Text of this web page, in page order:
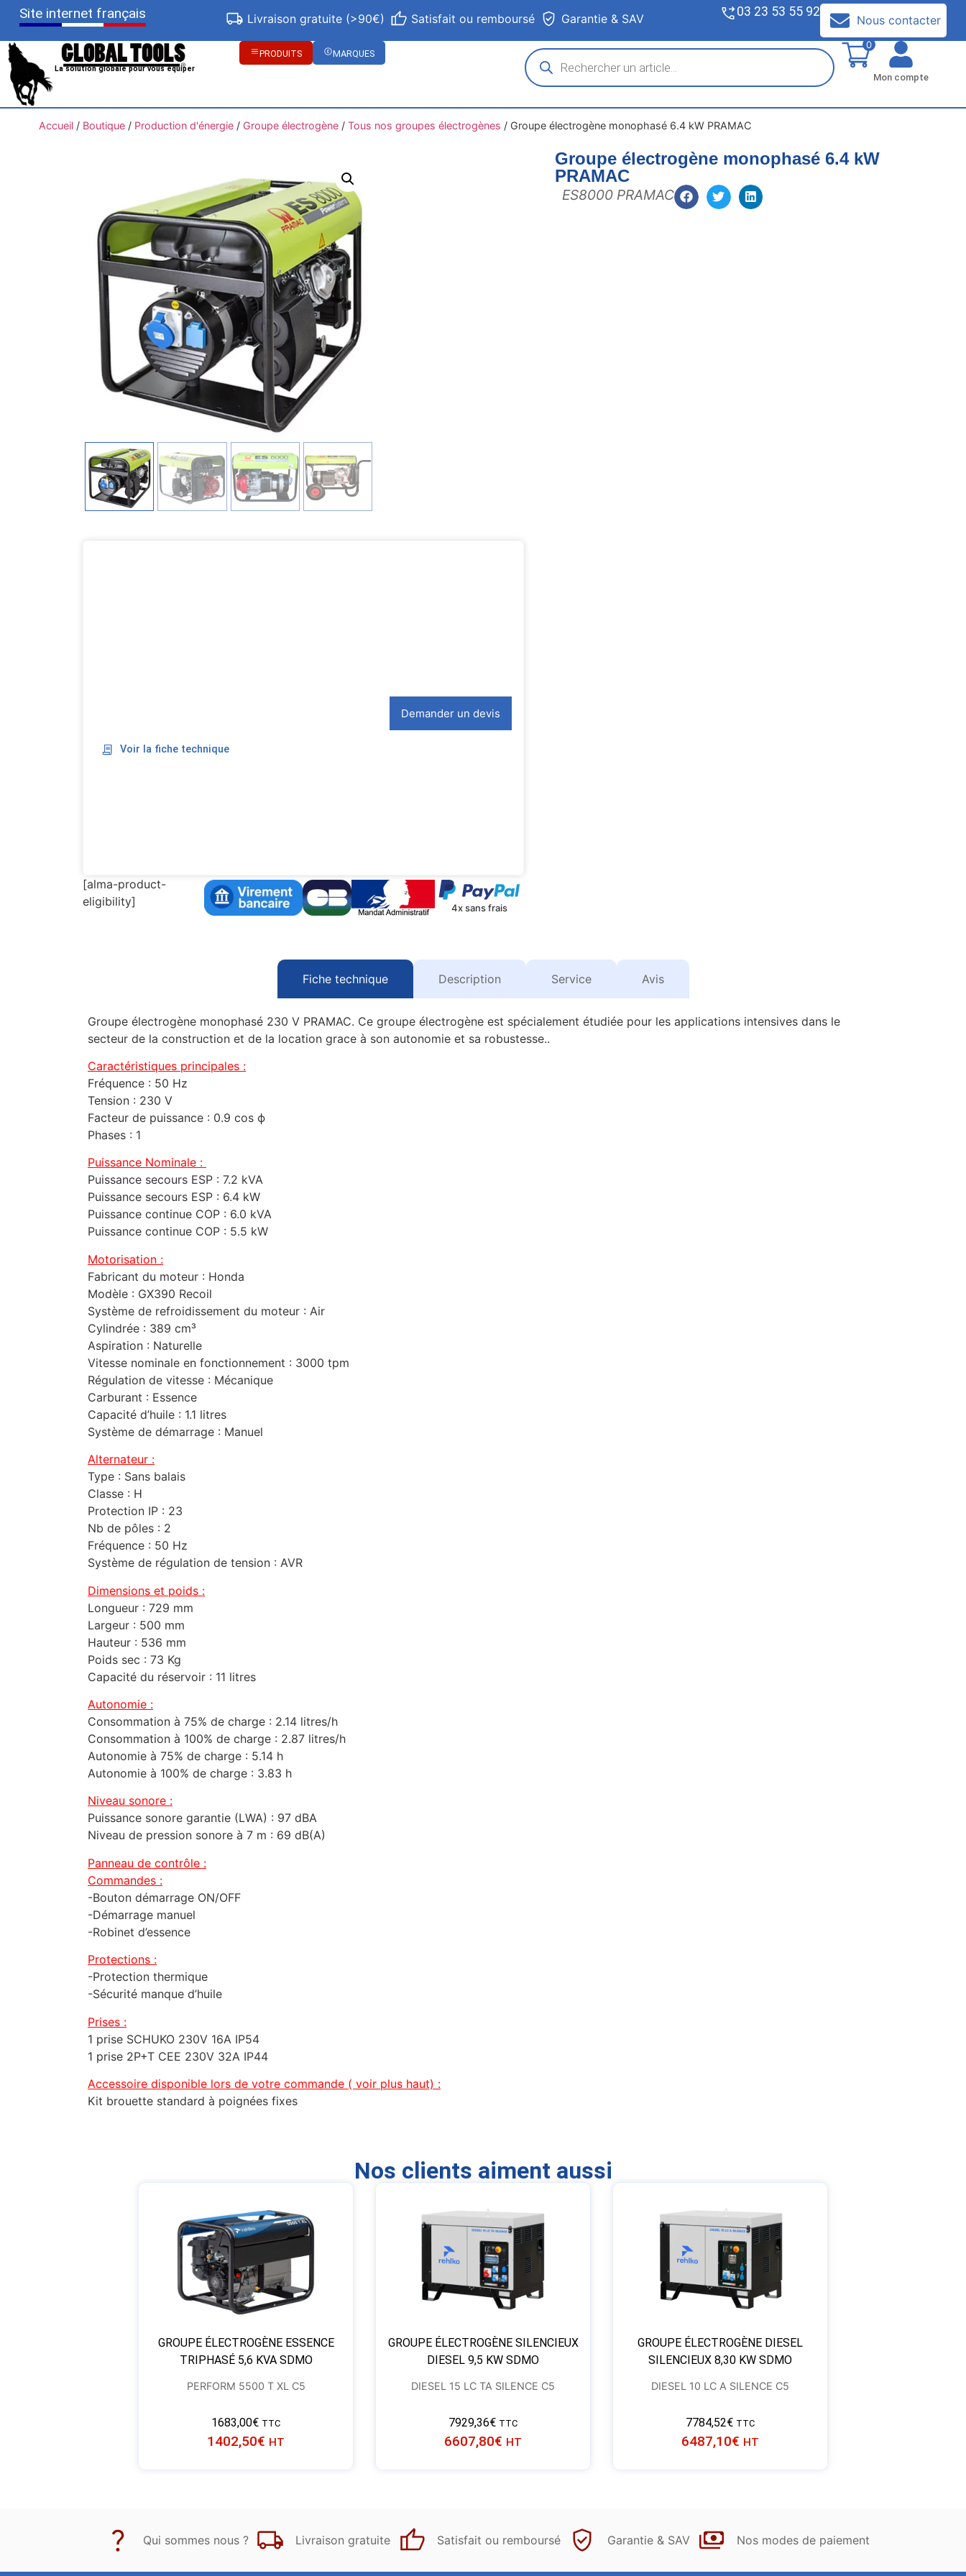
Site internet français Livraison gratuite (>90€) Satisfait ou remboursé Garantie & SAV 03 23 53 55 92
Nous contacter
La solution globale pour vous équiper
PRODUITS MARQUES
0
Mon compte
Accueil/ Boutique/ Production d'énergie/ Groupe électrogène/ Tous nos groupes électrogènes / Groupe électrogène monophasé 6.4 kW PRAMAC
Groupe électrogène monophasé 6.4 kW
PRAMAC
ES8000 PRAMAC
Demander un devis
Voir la fiche technique
[alma-product-
eligibility]
4x sans frais
Fiche technique Description Service Avis
Groupe électrogène monophasé 230 V PRAMAC. Ce groupe électrogène est spécialement étudiée pour les applications intensives dans le
secteur de la construction et de la location grace à son autonomie et sa robustesse..
Caractéristiques principales :
Fréquence : 50 Hz
Tension : 230 V
Facteur de puissance : 0.9 cos ϕ
Phases : 1
Puissance Nominale :
Puissance secours ESP : 7.2 kVA
Puissance secours ESP : 6.4 kW
Puissance continue COP : 6.0 kVA
Puissance continue COP : 5.5 kW
Motorisation :
Fabricant du moteur : Honda
Modèle : GX390 Recoil
Système de refroidissement du moteur : Air
Cylindrée : 389 cm³
Aspiration : Naturelle
Vitesse nominale en fonctionnement : 3000 tpm
Régulation de vitesse : Mécanique
Carburant : Essence
Capacité d’huile : 1.1 litres
Système de démarrage : Manuel
Alternateur :
Type : Sans balais
Classe : H
Protection IP : 23
Nb de pôles : 2
Fréquence : 50 Hz
Système de régulation de tension : AVR
Dimensions et poids :
Longueur : 729 mm
Largeur : 500 mm
Hauteur : 536 mm
Poids sec : 73 Kg
Capacité du réservoir : 11 litres
Autonomie :
Consommation à 75% de charge : 2.14 litres/h
Consommation à 100% de charge : 2.87 litres/h
Autonomie à 75% de charge : 5.14 h
Autonomie à 100% de charge : 3.83 h
Niveau sonore :
Puissance sonore garantie (LWA) : 97 dBA
Niveau de pression sonore à 7 m : 69 dB(A)
Panneau de contrôle :
Commandes :
-Bouton démarrage ON/OFF
-Démarrage manuel
-Robinet d’essence
Protections :
-Protection thermique
-Sécurité manque d’huile
Prises :
1 prise SCHUKO 230V 16A IP54
1 prise 2P+T CEE 230V 32A IP44
Accessoire disponible lors de votre commande ( voir plus haut) :
Kit brouette standard à poignées fixes
Nos clients aiment aussi
GROUPE ÉLECTROGÈNE ESSENCE
TRIPHASÉ 5,6 KVA SDMO
PERFORM 5500 T XL C5
1683,00€ TTC
1402,50€ HT
GROUPE ÉLECTROGÈNE SILENCIEUX
DIESEL 9,5 KW SDMO
DIESEL 15 LC TA SILENCE C5
7929,36€ TTC
6607,80€ HT
GROUPE ÉLECTROGÈNE DIESEL
SILENCIEUX 8,30 KW SDMO
DIESEL 10 LC A SILENCE C5
7784,52€ TTC
6487,10€ HT
Qui sommes nous ? Livraison gratuite Satisfait ou remboursé Garantie & SAV Nos modes de paiement